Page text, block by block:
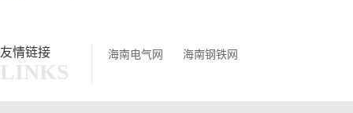
友情链接
LINKS
海南电气网 海南钢铁网